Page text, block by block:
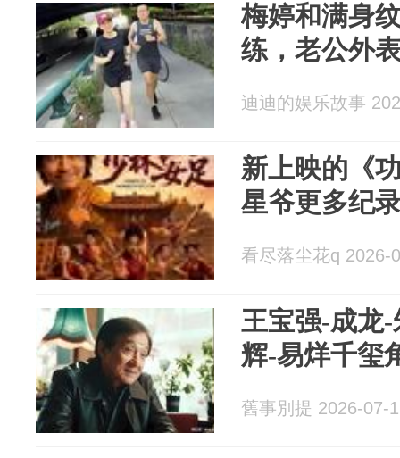
梅婷和满身
练，老公外
迪迪的娱乐故事
新上映的《
星爷更多纪
看尽落尘花q 2026-
王宝强-成龙
辉-易烊千玺
舊事別提 2026-07-